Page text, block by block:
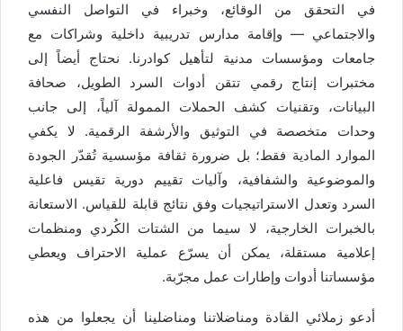
في التحقق من الوقائع، وخبراء في التواصل النفسي
والاجتماعي — وإقامة مدارس تدريبية داخلية وشراكات مع
جامعات ومؤسسات مدنية لتأهيل كوادرنا. نحتاج أيضاً إلى
مختبرات إنتاج رقمي تتقن أدوات السرد الطويل، صحافة
البيانات، وتقنيات كشف الحملات الممولة آلياً، إلى جانب
وحدات متخصصة في التوثيق والأرشفة الرقمية. لا يكفي
الموارد المادية فقط؛ بل ضرورة ثقافة مؤسسية تُقدّر الجودة
والموضوعية والشفافية، وآليات تقييم دورية تقيس فاعلية
السرد وتعدل الاستراتيجيات وفق نتائج قابلة للقياس. الاستعانة
بالخبرات الخارجية، لا سيما من الشتات الكُردي ومنظمات
إعلامية مستقلة، يمكن أن يسرّع عملية الاحتراف ويعطي
مؤسساتنا أدوات وإطارات عمل مجرّبة.
أدعو زملائي القادة ومناضلاتنا ومناضلينا أن يجعلوا من هذه